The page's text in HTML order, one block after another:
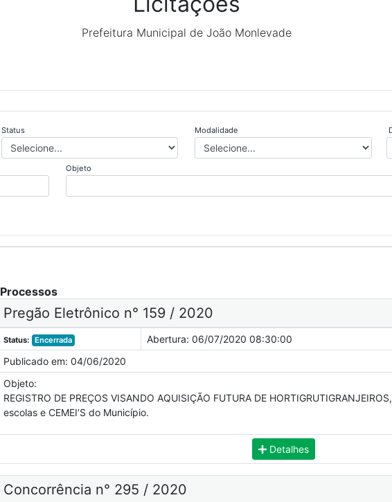
Prefeitura Municipal de João Monlevade
Status Modalidade
Objeto
Processos
Pregão Eletrônico n° 159 / 2020
Status: Encerrada Abertura: 06/07/2020 08:30:00
Publicado em: 04/06/2020
Objeto:
REGISTRO DE PREÇOS VISANDO AQUISIÇÃO FUTURA DE
escolas e CEMEI’S do Município.
Detalhes
Concorrência n° 295 / 2020